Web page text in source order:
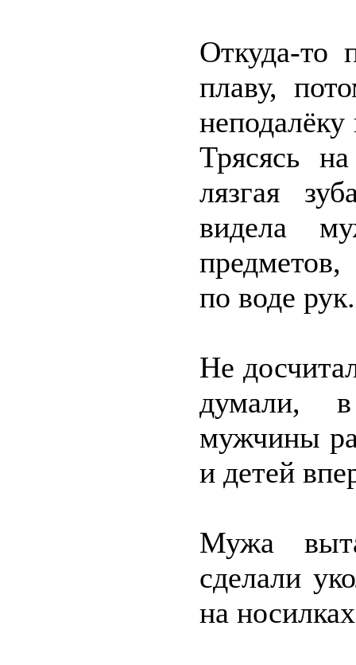
Откуда-то
плаву,
неподалёку
Трясясь
лязгая
видела
по воде рук.
Не
думали,
мужчины
и детей
Мужа
сделали
на